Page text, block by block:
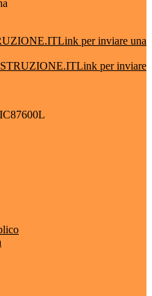
Link per inviare una
Link per inviare